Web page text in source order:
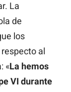
La
de
los
al
«La hemos
VI durante